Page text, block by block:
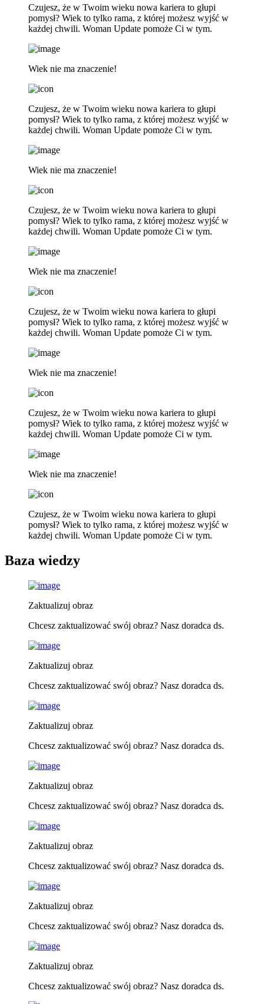
Czujesz, że w Twoim wieku nowa kariera to głupi
pomysł? Wiek to tylko rama, z której możesz wyjść w
każdej chwili. Woman Update pomoże Ci w tym.
Wiek nie ma znaczenie!
Czujesz, że w Twoim wieku nowa kariera to głupi
pomysł? Wiek to tylko rama, z której możesz wyjść w
każdej chwili. Woman Update pomoże Ci w tym.
Wiek nie ma znaczenie!
Czujesz, że w Twoim wieku nowa kariera to głupi
pomysł? Wiek to tylko rama, z której możesz wyjść w
każdej chwili. Woman Update pomoże Ci w tym.
Wiek nie ma znaczenie!
Czujesz, że w Twoim wieku nowa kariera to głupi
pomysł? Wiek to tylko rama, z której możesz wyjść w
każdej chwili. Woman Update pomoże Ci w tym.
Wiek nie ma znaczenie!
Czujesz, że w Twoim wieku nowa kariera to głupi
pomysł? Wiek to tylko rama, z której możesz wyjść w
każdej chwili. Woman Update pomoże Ci w tym.
Wiek nie ma znaczenie!
Czujesz, że w Twoim wieku nowa kariera to głupi
pomysł? Wiek to tylko rama, z której możesz wyjść w
każdej chwili. Woman Update pomoże Ci w tym.
Baza wiedzy
Zaktualizuj obraz
Chcesz zaktualizować swój obraz? Nasz doradca ds.
Zaktualizuj obraz
Chcesz zaktualizować swój obraz? Nasz doradca ds.
Zaktualizuj obraz
Chcesz zaktualizować swój obraz? Nasz doradca ds.
Zaktualizuj obraz
Chcesz zaktualizować swój obraz? Nasz doradca ds.
Zaktualizuj obraz
Chcesz zaktualizować swój obraz? Nasz doradca ds.
Zaktualizuj obraz
Chcesz zaktualizować swój obraz? Nasz doradca ds.
Zaktualizuj obraz
Chcesz zaktualizować swój obraz? Nasz doradca ds.